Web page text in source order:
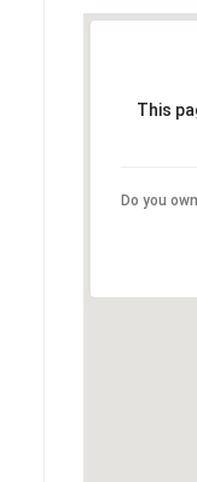
This
Do you